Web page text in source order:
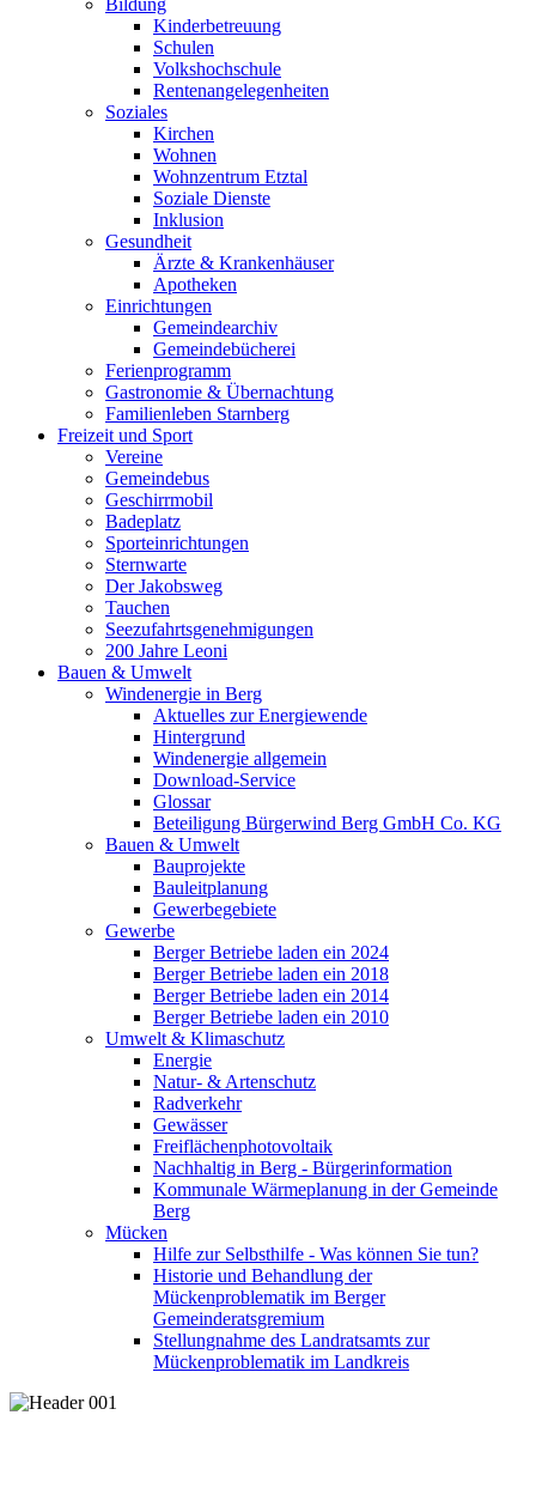
Bildung
Kinderbetreuung
Schulen
Volkshochschule
Rentenangelegenheiten
Soziales
Kirchen
Wohnen
Wohnzentrum Etztal
Soziale Dienste
Inklusion
Gesundheit
Ärzte & Krankenhäuser
Apotheken
Einrichtungen
Gemeindearchiv
Gemeindebücherei
Ferienprogramm
Gastronomie & Übernachtung
Familienleben Starnberg
Freizeit und Sport
Vereine
Gemeindebus
Geschirrmobil
Badeplatz
Sporteinrichtungen
Sternwarte
Der Jakobsweg
Tauchen
Seezufahrtsgenehmigungen
200 Jahre Leoni
Bauen & Umwelt
Windenergie in Berg
Aktuelles zur Energiewende
Hintergrund
Windenergie allgemein
Download-Service
Glossar
Beteiligung Bürgerwind Berg GmbH Co. KG
Bauen & Umwelt
Bauprojekte
Bauleitplanung
Gewerbegebiete
Gewerbe
Berger Betriebe laden ein 2024
Berger Betriebe laden ein 2018
Berger Betriebe laden ein 2014
Berger Betriebe laden ein 2010
Umwelt & Klimaschutz
Energie
Natur- & Artenschutz
Radverkehr
Gewässer
Freiflächenphotovoltaik
Nachhaltig in Berg - Bürgerinformation
Kommunale Wärmeplanung in der Gemeinde
Berg
Mücken
Hilfe zur Selbsthilfe - Was können Sie tun?
Historie und Behandlung der
Mückenproblematik im Berger
Gemeinderatsgremium
Stellungnahme des Landratsamts zur
Mückenproblematik im Landkreis